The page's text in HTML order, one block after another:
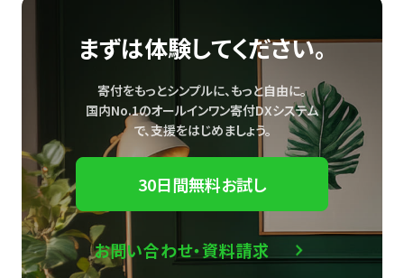
まずは体験してください。
寄付をもっとシンプルに、もっと自由に。
国内No.1のオールインワン寄付DXシステム
で、支援をはじめましょう。
30日間無料お試し
お問い合わせ・資料請求